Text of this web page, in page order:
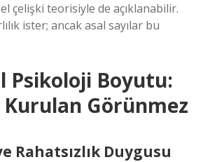
çelişki teorisiyle de açıklanabilir.
ister; ancak asal sayılar bu
Psikoloji Boyutu:
Kurulan Görünmez
Rahatsızlık Duygusu